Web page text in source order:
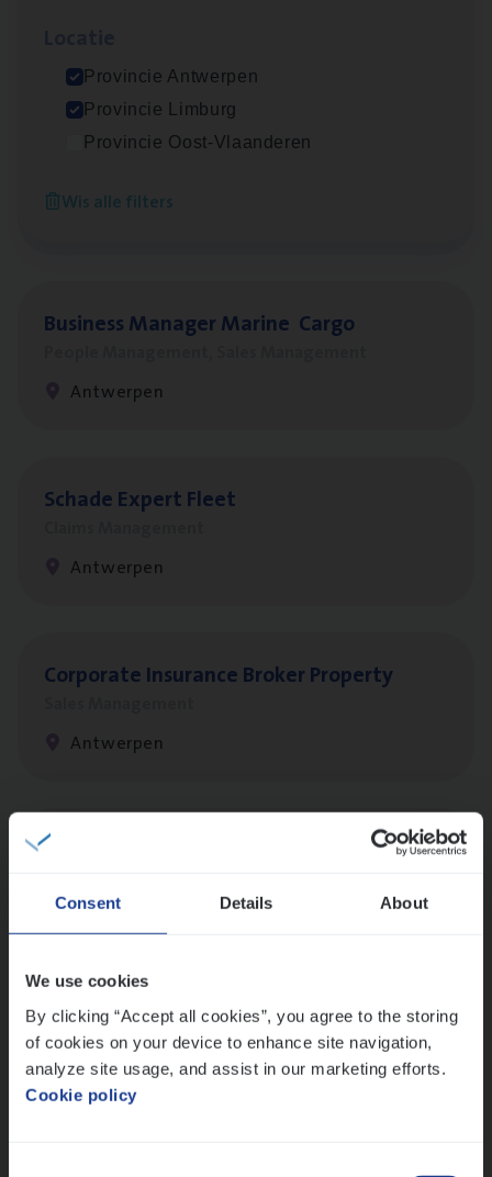
Consent Details About
We use cookies
By clicking “Accept all cookies”, you agree to the storing
of cookies on your device to enhance site navigation,
analyze site usage, and assist in our marketing efforts.
Cookie policy
Provincie Antwerpen
Provincie Limburg
Provincie Oost-Vlaanderen
Wis alle filters
(Agi­le)ITPro­ject Manager
Antwerpen
Busi­ness Mana­ger Mari­ne Cargo
Antwerpen
Scha­de Expert Fleet
Antwerpen
Cor­po­ra­te Insu­ran­ce Bro­ker Property
Antwerpen
Insu­ran­ce Bro­ker
Antwerpen
Test Ana­lyst
IT, Change & Innovation
Antwerpen